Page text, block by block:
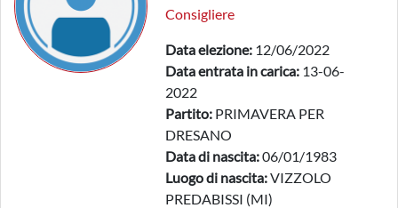
Consigliere
Data elezione: 12/06/2022
Data entrata in carica: 13-06-
2022
Partito: PRIMAVERA PER
DRESANO
Data di nascita:06/01/1983
Luogo di nascita:VIZZOLO
PREDABISSI (MI)